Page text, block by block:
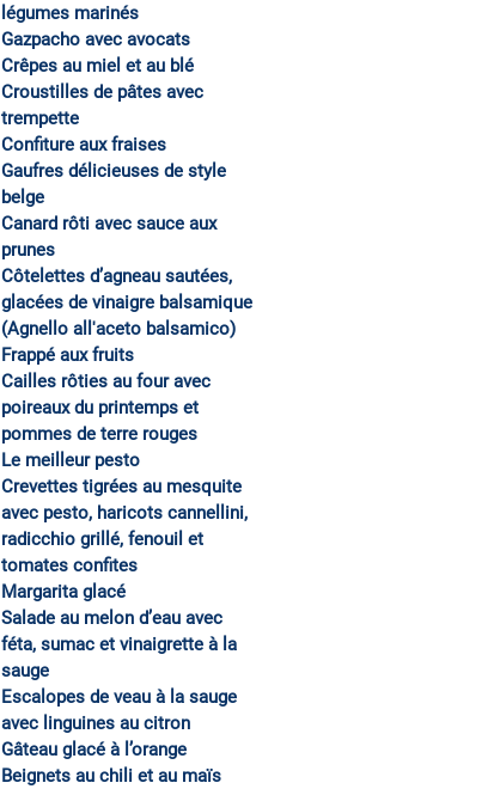
légumes marinés
Gazpacho avec avocats
Crêpes au miel et au blé
Croustilles de pâtes avec
trempette
Confiture aux fraises
Gaufres délicieuses de style
belge
Canard rôti avec sauce aux
prunes
Côtelettes d’agneau sautées,
glacées de vinaigre balsamique
(Agnello all'aceto balsamico)
Frappé aux fruits
Cailles rôties au four avec
poireaux du printemps et
pommes de terre rouges
Le meilleur pesto
Crevettes tigrées au mesquite
avec pesto, haricots cannellini,
radicchio grillé, fenouil et
tomates confites
Margarita glacé
Salade au melon d’eau avec
féta, sumac et vinaigrette à la
sauge
Escalopes de veau à la sauge
avec linguines au citron
Gâteau glacé à l’orange
Beignets au chili et au maïs